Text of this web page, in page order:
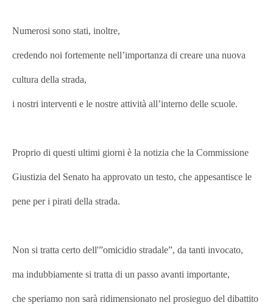
Numerosi sono stati, inoltre,
credendo noi fortemente nell’importanza di creare una nuova
cultura della strada,
i nostri interventi e le nostre attività all’interno delle scuole.
Proprio di questi ultimi giorni è la notizia che la Commissione
Giustizia del Senato ha approvato un testo, che appesantisce le
pene per i pirati della strada.
Non si tratta certo dell'”omicidio stradale”, da tanti invocato,
ma indubbiamente si tratta di un passo avanti importante,
che speriamo non sarà ridimensionato nel prosieguo del dibattito